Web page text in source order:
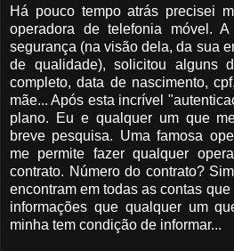
Há pouco tempo atrás precisei
operadora de telefonia móvel.
segurança (na visão dela, da sua
de qualidade), solicitou alguns
completo, data de nascimento,
mãe... Após esta incrível
plano. Eu e qualquer um que
breve pesquisa. Uma famosa
me permite fazer qualquer
contrato. Número do contrato?
encontram em todas as contas
informações que qualquer um
minha tem condição de informar...